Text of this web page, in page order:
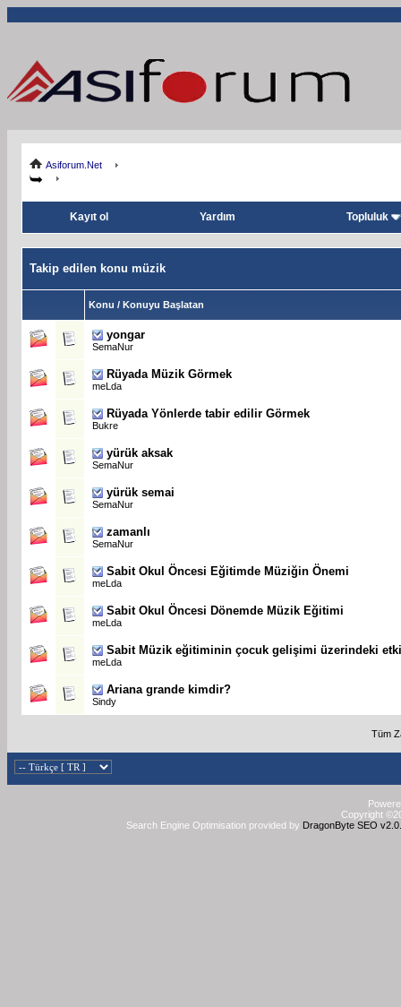
Asiforum.Net
Kayıt ol Yardım Topluluk
Takip edilen konu müzik
Konu / Konuyu Başlatan
yongar
SemaNur
Rüyada Müzik Görmek
meLda
Rüyada Yönlerde tabir edilir Görmek
Bukre
yürük aksak
SemaNur
yürük semai
SemaNur
zamanlı
SemaNur
Sabit Okul Öncesi Eğitimde Müziğin Önemi
meLda
Sabit Okul Öncesi Dönemde Müzik Eğitimi
meLda
Sabit Müzik eğitiminin çocuk gelişimi üzerindeki
meLda
Ariana grande kimdir?
Sindy
Tüm
Copyright
Search Engine Optimisation provided by DragonByte SEO